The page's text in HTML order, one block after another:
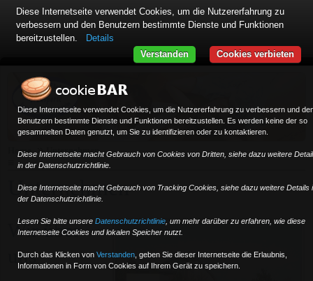
Home »Unternehmen
Unternehmen
Wir über
uns
Diese Internetseite verwendet Cookies, um die Nutzererfahrung zu verbessern und
Benutzern bestimmte Dienste und Funktionen bereitzustellen. Es werden keine der so
gesammelten Daten genutzt, um Sie zu identifizieren oder zu kontaktieren.
Diese Internetseite macht Gebrauch von Cookies von Dritten, siehe dazu weitere
in der Datenschutzrichtlinie.
Diese Internetseite macht Gebrauch von Tracking Cookies, siehe dazu weitere Details
der Datenschutzrichtlinie.
Lesen Sie bitte unsere Datenschutzrichtlinie , um mehr darüber zu erfahren, wie diese
Internetseite Cookies und lokalen Speicher nutzt.
Durch das Klicken von Verstanden geben Sie dieser Internetseite die Erlaubnis,
Informationen in Form von Cookies auf Ihrem Gerät zu speichern.
Diese Internetseite verwendet Cookies, um die Nutzererfahrung zu
verbessern und den Benutzern bestimmte Dienste und Funktionen
bereitzustellen.
Details
Cookies verbieten
Verstanden